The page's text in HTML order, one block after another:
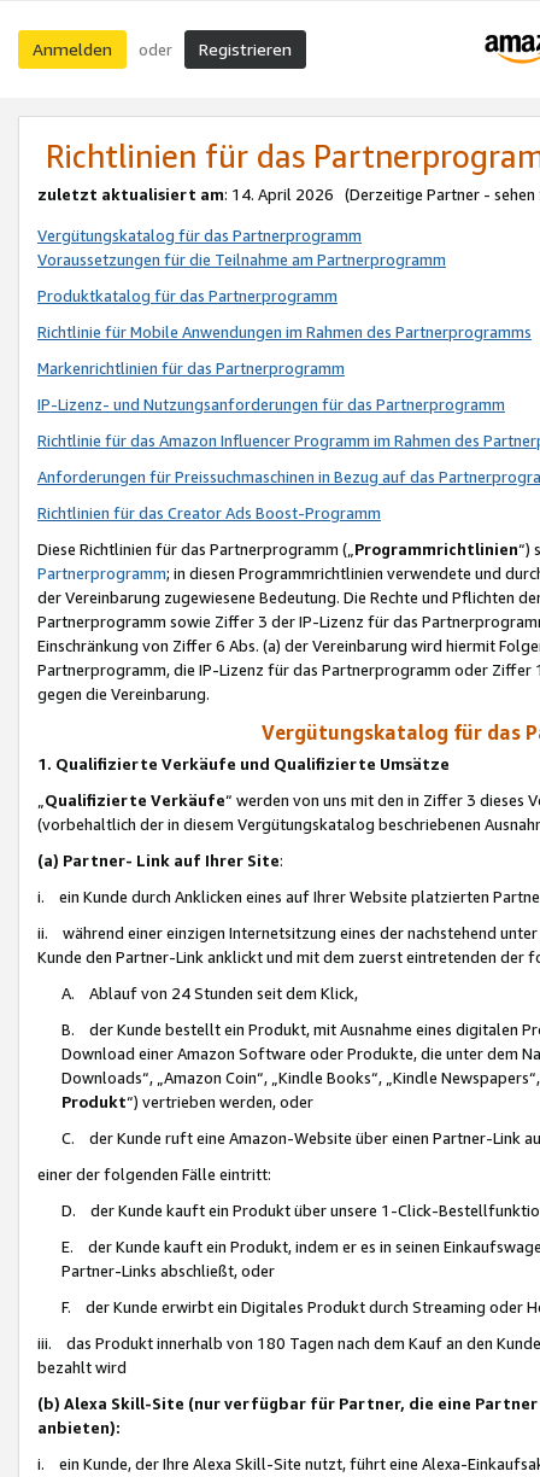
Anmelden oder Registrieren
Richtlinien für das
zuletzt aktualisiert am: 14. April 2026 (Derzeitige Partner - sehen
Vergütungskatalog für das Partnerprogramm
Voraussetzungen für die Teilnahme am Partnerprogramm
Produktkatalog für das Partnerprogramm
Richtlinie für Mobile Anwendungen im Rahmen des Partnerprogramms
Markenrichtlinien für das Partnerprogramm
IP-Lizenz- und Nutzungsanforderungen für das Partnerprogramm
Richtlinie für das Amazon Influencer Programm im Rahmen des
Anforderungen für Preissuchmaschinen in Bezug auf das
Richtlinien für das Creator Ads Boost-Programm
Diese Richtlinien für das Partnerprogramm („Programmrichtlinien“)
Partnerprogramm; in diesen Programmrichtlinien verwendete und
der Vereinbarung zugewiesene Bedeutung. Die Rechte und Pflichten
Partnerprogramm sowie Ziffer 3 der IP-Lizenz für das
Einschränkung von Ziffer 6 Abs. (a) der Vereinbarung wird hiermit
Partnerprogramm, die IP-Lizenz für das Partnerprogramm oder
gegen die Vereinbarung.
Vergütungskatalog für das
1. Qualifizierte Verkäufe und Qualifizierte Umsätze
Qualifizierte Verkäufe“ werden von uns mit den in Ziffer 3
(vorbehaltlich der in diesem Vergütungskatalog beschriebenen
(a) Partner- Link auf Ihrer Site:
i. ein Kunde durch Anklicken eines auf Ihrer Website platzierten
ii. während einer einzigen Internetsitzung eines der nachstehend
Kunde den Partner-Link anklickt und mit dem zuerst eintretenden der
A. Ablauf von 24 Stunden seit dem Klick,
B. der Kunde bestellt ein Produkt, mit Ausnahme eines digitalen
Download einer Amazon Software oder Produkte, die unter dem
Downloads“, „Amazon Coin“, „Kindle Books“, „Kindle
Produkt“) vertrieben werden, oder
C. der Kunde ruft eine Amazon-Website über einen Partner-Link
einer der folgenden Fälle eintritt:
D. der Kunde kauft ein Produkt über unsere 1-Click-
E. der Kunde kauft ein Produkt, indem er es in seinen
Partner-Links abschließt, oder
F. der Kunde erwirbt ein Digitales Produkt durch Streaming oder
iii. das Produkt innerhalb von 180 Tagen nach dem Kauf an den
bezahlt wird
(b) Alexa Skill-Site (nur verfügbar für Partner, die eine
anbieten):
i. ein Kunde, der Ihre Alexa Skill-Site nutzt, führt eine Alexa-